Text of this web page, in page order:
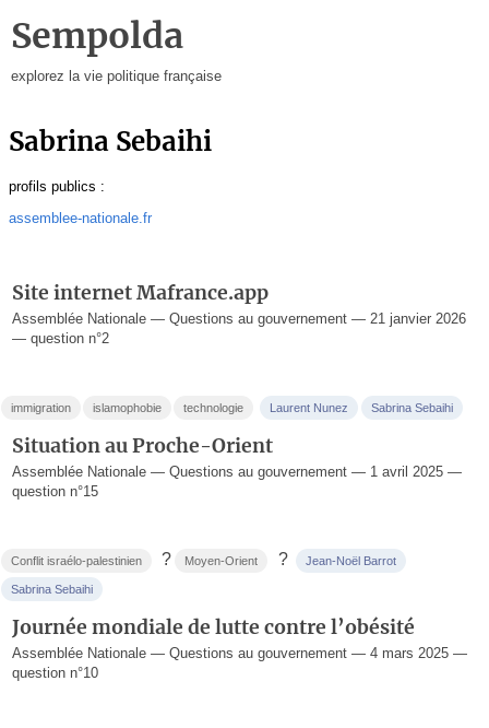
Sempolda
explorez la vie politique française
Sabrina Sebaihi
profils publics :
assemblee-nationale.fr
Site internet Mafrance.app
Assemblée Nationale — Questions au gouvernement — 21 janvier 2026
— question n°2
immigration islamophobie technologie Laurent Nunez Sabrina Sebaihi
Situation au Proche-Orient
Assemblée Nationale — Questions au gouvernement — 1 avril 2025 —
question n°15
Conflit israélo-palestinien ? Moyen-Orient ? Jean-Noël Barrot
Sabrina Sebaihi
Journée mondiale de lutte contre l’obésité
Assemblée Nationale — Questions au gouvernement — 4 mars 2025 —
question n°10